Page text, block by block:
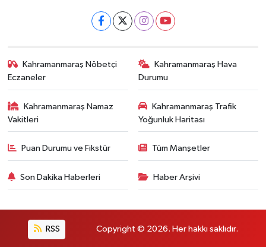
Kahramanmaraş Nöbetçi
Eczaneler
Kahramanmaraş Hava
Durumu
Kahramanmaraş Namaz
Vakitleri
Kahramanmaraş Trafik
Yoğunluk Haritası
Puan Durumu ve Fikstür Tüm Manşetler
Son Dakika Haberleri Haber Arşivi
RSS Copyright © 2026. Her hakkı saklıdır.